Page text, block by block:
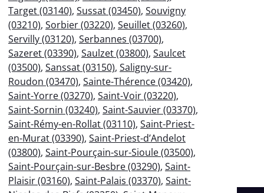
Target (03140), Sussat (03450), Souvigny
(03210), Sorbier (03220), Seuillet (03260),
Servilly (03120), Serbannes (03700),
Sazeret (03390), Saulzet (03800), Saulcet
(03500), Sanssat (03150), Saligny-sur-
Roudon (03470), Sainte-Thérence (03420),
Saint-Yorre (03270), Saint-Voir (03220),
Saint-Sornin (03240), Saint-Sauvier (03370),
Saint-Rémy-en-Rollat (03110), Saint-Priest-
en-Murat (03390), Saint-Priest-d’Andelot
(03800), Saint-Pourçain-sur-Sioule (03500),
Saint-Pourçain-sur-Besbre (03290), Saint-
Plaisir (03160), Saint-Palais (03370), Saint-